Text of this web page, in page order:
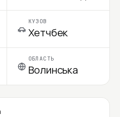
КУЗОВ
Хетчбек
ОБЛАСТЬ
Волинська